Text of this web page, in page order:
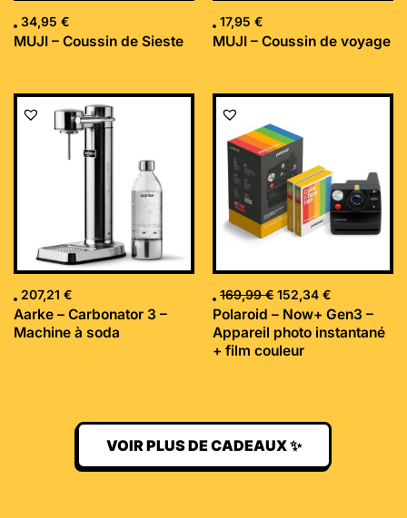
34,95 €
MUJI – Coussin de Sieste
17,95 €
MUJI – Coussin de voyage
207,21 €
Aarke – Carbonator 3 –
Machine à soda
169,99€
Le
initial
était :
169,99 €.
152,34 €
Le
Polaroid – Now+ Gen3 –
Appareil photo instantané
+ film couleur
VOIR PLUS DE CADEAUX ✨